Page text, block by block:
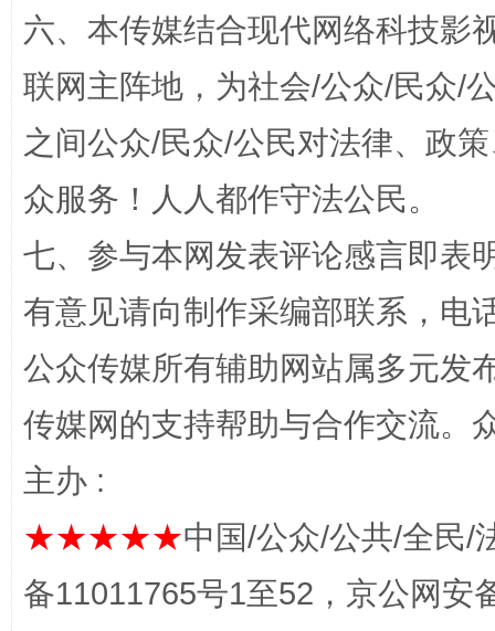
招工难、用工荒背后
网上购药对药下症？
六、本传媒结合现代网络科技影
联网主阵地，为社会/公众/民众/
之间公众/民众/公民对法律、政
众服务！人人都作守法公民。
七、参与本网发表评论感言即表
有意见请向制作采编部联系，电
公众传媒所有辅助网站属多元发
传媒网的支持帮助与合作交流。
主办 :
★★★★★中国/公众/公共/全民/
备11011765号1至52，京公网安